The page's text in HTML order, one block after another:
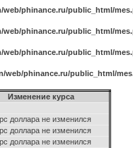
web/phinance.ru/public_html/
web/phinance.ru/public_html/
web/phinance.ru/public_html/
web/phinance.ru/public_html/
Изменение курса
доллара не изменился
доллара не изменился
доллара не изменился